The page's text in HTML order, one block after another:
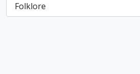
Folklore
, 1 resultados